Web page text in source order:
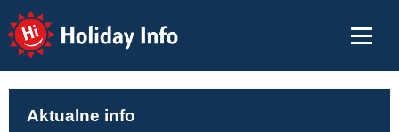
Holiday Info
Aktualne info